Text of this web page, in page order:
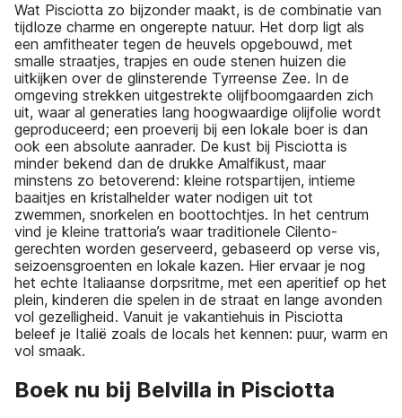
Wat Pisciotta zo bijzonder maakt, is de combinatie van
tijdloze charme en ongerepte natuur. Het dorp ligt als
een amfitheater tegen de heuvels opgebouwd, met
smalle straatjes, trapjes en oude stenen huizen die
uitkijken over de glinsterende Tyrreense Zee. In de
omgeving strekken uitgestrekte olijfboomgaarden zich
uit, waar al generaties lang hoogwaardige olijfolie wordt
geproduceerd; een proeverij bij een lokale boer is dan
ook een absolute aanrader. De kust bij Pisciotta is
minder bekend dan de drukke Amalfikust, maar
minstens zo betoverend: kleine rotspartijen, intieme
baaitjes en kristalhelder water nodigen uit tot
zwemmen, snorkelen en boottochtjes. In het centrum
vind je kleine trattoria’s waar traditionele Cilento-
gerechten worden geserveerd, gebaseerd op verse vis,
seizoensgroenten en lokale kazen. Hier ervaar je nog
het echte Italiaanse dorpsritme, met een aperitief op het
plein, kinderen die spelen in de straat en lange avonden
vol gezelligheid. Vanuit je vakantiehuis in Pisciotta
beleef je Italië zoals de locals het kennen: puur, warm en
vol smaak.
Boek nu bij Belvilla in Pisciotta